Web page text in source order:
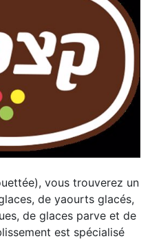
vous trouverez un
de yaourts glacés,
de glaces parve et de
est spécialisé